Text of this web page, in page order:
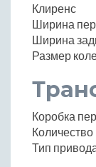
Клиренс
Ширина
Ширина
Размер
Коробка
Тип